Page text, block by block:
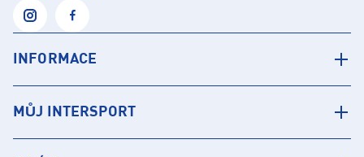
INFORMACE
MŮJ INTERSPORT